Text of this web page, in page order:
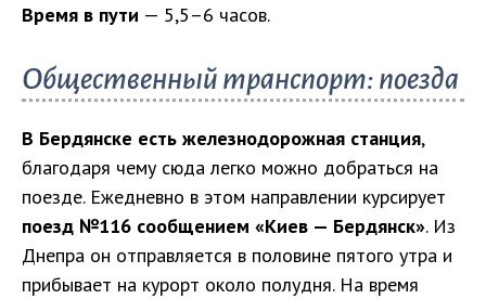
Время в пути — 5,5–6 часов.
Общественный транспорт: поезда
В Бердянске есть железнодорожная станция,
благодаря чему сюда легко можно добраться на
поезде. Ежедневно в этом направлении курсирует
поезд №116 сообщением «Киев — Бердянск». Из
Днепра он отправляется в половине пятого утра и
прибывает на курорт около полудня. На время